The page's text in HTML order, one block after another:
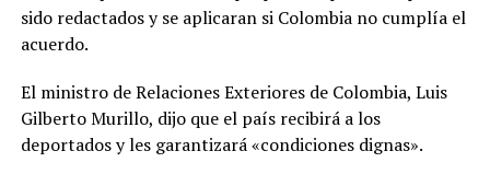
sido redactados y se aplicaran si Colombia no cumplía el
acuerdo.
El ministro de Relaciones Exteriores de Colombia, Luis
Gilberto Murillo, dijo que el país recibirá a los
deportados y les garantizará «condiciones dignas».